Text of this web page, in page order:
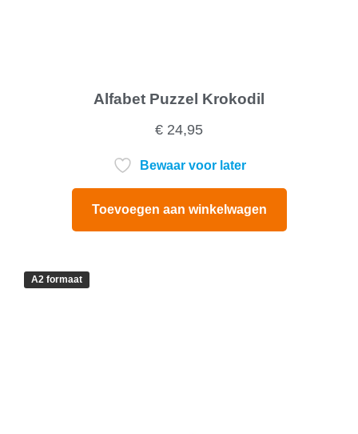
Alfabet Puzzel Krokodil
€ 24,95
Bewaar voor later
Toevoegen aan winkelwagen
A2 formaat